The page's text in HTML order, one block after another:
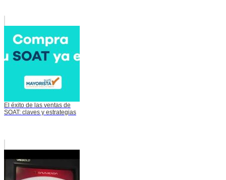
El éxito de las ventas de
SOAT: claves y estrategias